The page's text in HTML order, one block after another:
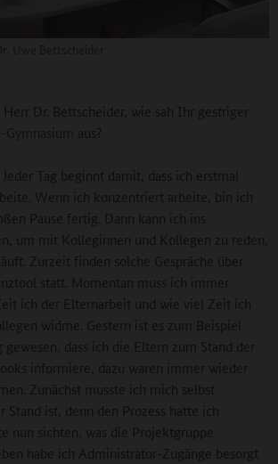
Herr Dr. Bettscheider, wie sah Ihr gestriger
Gymnasium aus?
Jeder Tag beginnt damit, dass ich erstmal
Wenn ich konzentriert arbeite, bin ich
Pause fertig. Dann kann ich ins
um mit Kolleginnen und Kollegen zu reden,
Zurzeit finden solche Gespräche über
statt. Momentan muss ich immer
ich der Elternarbeit und wie viel Zeit ich
widme. Gestern ist es zum Beispiel
dass ich die Eltern zum Stand der
informiere, dazu waren immer wieder
Zunächst musste ich mich selbst
Stand ist, denn den Prozess hatte ich
nun sichten, was die Projektgruppe
habe ich Administrator-Zugänge besorgt